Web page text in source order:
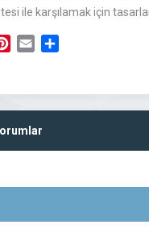
ile karşılamak için
Pinterest
Email